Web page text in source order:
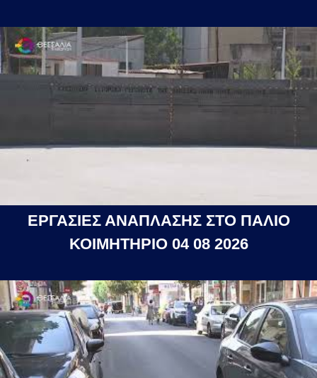
ΕΡΓΑΣΙΕΣ ΑΝΑΠΛΑΣΗΣ ΣΤΟ ΠΑΛΙΟ
ΚΟΙΜΗΤΗΡΙΟ 04 08 2026